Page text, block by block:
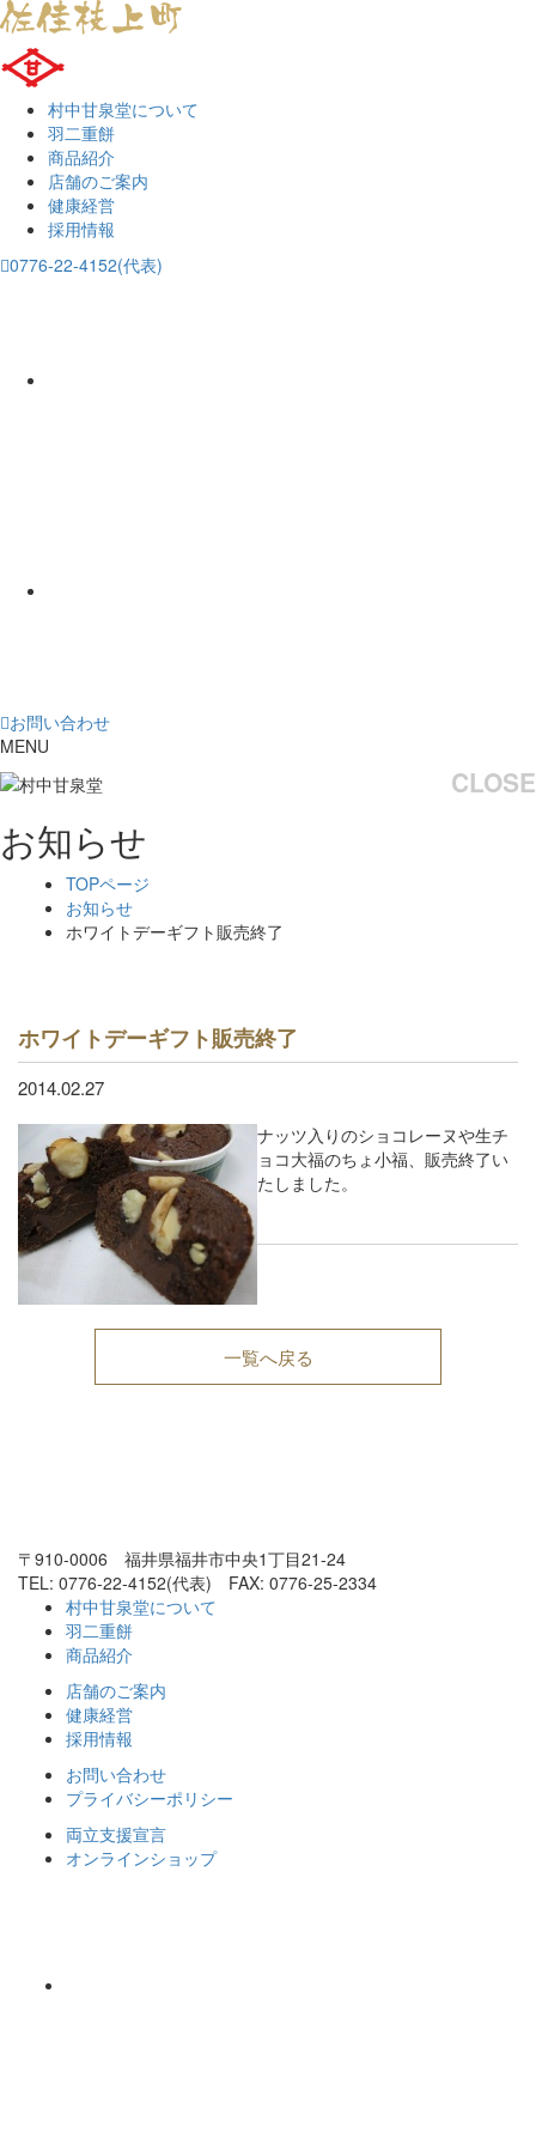
村中甘泉堂について
羽二重餅
商品紹介
店舗のご案内
健康経営
採用情報
0776-22-4152(代表)
お問い合わせ
MENU
CLOSE
お知らせ
TOPページ
お知らせ
ホワイトデーギフト販売終了
ホワイトデーギフト販売終了
2014.02.27
ナッツ入りのショコレーヌや生チ
ョコ大福のちょ小福、販売終了い
たしました。
一覧へ戻る
〒910-0006 福井県福井市中央1丁目21-24
TEL: 0776-22-4152(代表) FAX: 0776-25-2334
村中甘泉堂について
羽二重餅
商品紹介
店舗のご案内
健康経営
採用情報
お問い合わせ
プライバシーポリシー
両立支援宣言
オンラインショップ